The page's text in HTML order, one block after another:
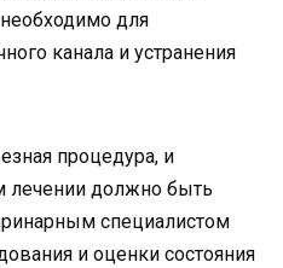
для
канала и устранения
процедура, и
лечении должно быть
специалистом
и оценки состояния